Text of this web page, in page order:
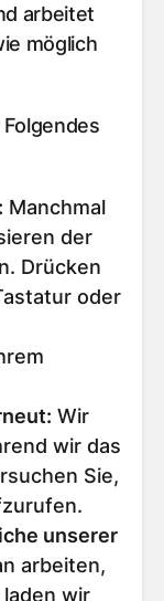
arbeitet
möglich
: Manchmal
der
Drücken
oder
: Wir
wir das
Sie,
unserer
arbeiten,
wir